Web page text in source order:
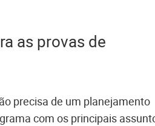
as provas de
precisa de um planejamento
com os principais